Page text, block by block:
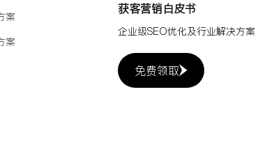
案
案
获客营销白皮书
企业级SEO优化及行业解决方案
免费领取